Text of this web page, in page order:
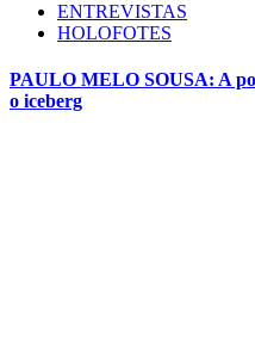
ENTREVISTAS
HOLOFOTES
PAULO MELO SOUSA: A
o iceberg